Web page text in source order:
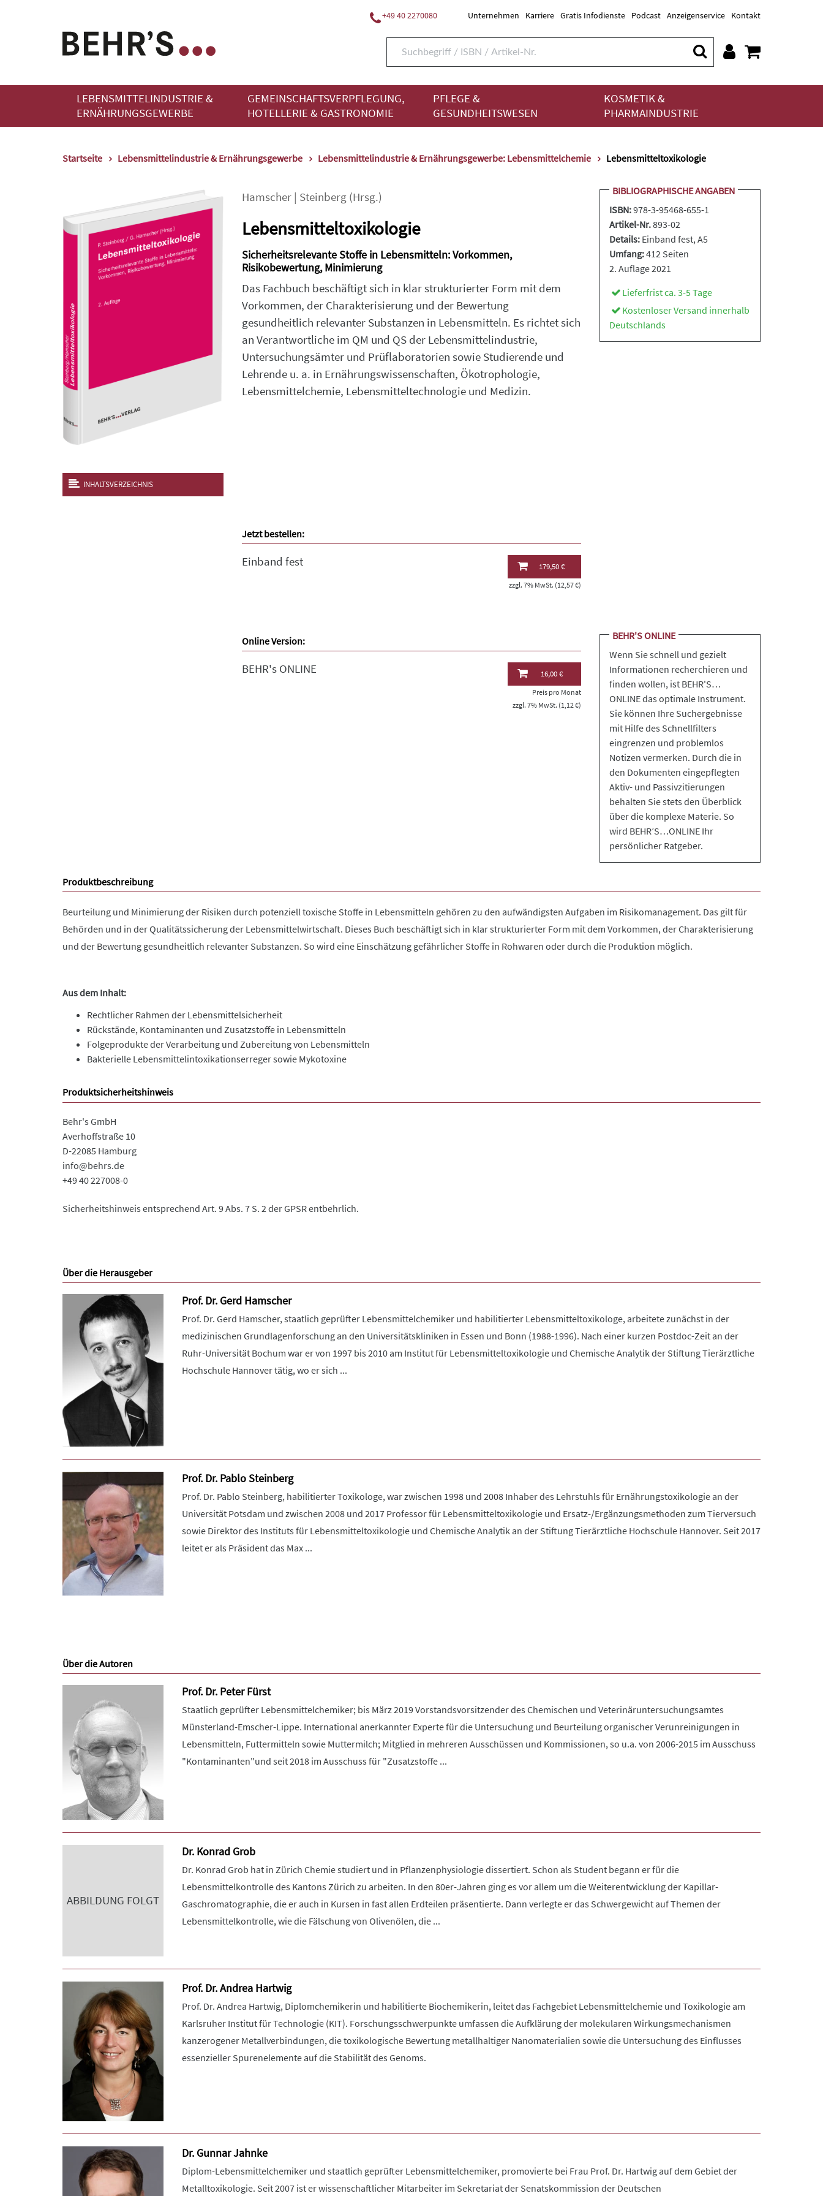
+49 40 2270080 Unternehmen Karriere Gratis Infodienste Podcast Anzeigenservice Kontakt
LEBENSMITTELINDUSTRIE &
ERNÄHRUNGSGEWERBE
GEMEINSCHAFTSVERPFLEGUNG,
HOTELLERIE & GASTRONOMIE
PFLEGE &
GESUNDHEITSWESEN
KOSMETIK &
PHARMAINDUSTRIE
Startseite Lebensmittelindustrie & Ernährungsgewerbe Lebensmittelindustrie & Ernährungsgewerbe: Lebensmittelchemie Lebensmitteltoxikologie
INHALTSVERZEICHNIS
Hamscher| Steinberg(Hrsg.)
Lebensmitteltoxikologie
Sicherheitsrelevante Stoffe in Lebensmitteln: Vorkommen,
Risikobewertung, Minimierung
Das Fachbuch beschäftigt sich in klar strukturierter Form mit dem
Vorkommen, der Charakterisierung und der Bewertung
gesundheitlich relevanter Substanzen in Lebensmitteln. Es richtet sich
an Verantwortliche im QM und QS der Lebensmittelindustrie,
Untersuchungsämter und Prüflaboratorien sowie Studierende und
Lehrende u. a. in Ernährungswissenschaften, Ökotrophologie,
Lebensmittelchemie, Lebensmitteltechnologie und Medizin.
BIBLIOGRAPHISCHE ANGABEN
ISBN:978-3-95468-655-1
Artikel-Nr.893-02
Details: Einband fest, A5
Umfang:412 Seiten
2. Auflage 2021
Lieferfrist ca. 3-5 Tage
Kostenloser Versand innerhalb
Deutschlands
Jetzt bestellen:
Einband fest 179,50 €
zzgl. 7% MwSt. (12,57 €)
Online Version:
BEHR's ONLINE 16,00 €
Preis pro Monat
zzgl. 7% MwSt. (1,12 €)
BEHR'S ONLINE
Wenn Sie schnell und gezielt
Informationen recherchieren und
finden wollen, ist BEHR'S…
ONLINE das optimale Instrument.
Sie können Ihre Suchergebnisse
mit Hilfe des Schnellfilters
eingrenzen und problemlos
Notizen vermerken. Durch die in
den Dokumenten eingepflegten
Aktiv- und Passivzitierungen
behalten Sie stets den Überblick
über die komplexe Materie. So
wird BEHR’S…ONLINE Ihr
persönlicher Ratgeber.
Produktbeschreibung
Beurteilung und Minimierung der Risiken durch potenziell toxische Stoffe in Lebensmitteln gehören zu den aufwändigsten Aufgaben im Risikomanagement. Das gilt für
Behörden und in der Qualitätssicherung der Lebensmittelwirtschaft. Dieses Buch beschäftigt sich in klar strukturierter Form mit dem Vorkommen, der Charakterisierung
und der Bewertung gesundheitlich relevanter Substanzen. So wird eine Einschätzung gefährlicher Stoffe in Rohwaren oder durch die Produktion möglich.
Aus dem Inhalt:
Rechtlicher Rahmen der Lebensmittelsicherheit
Rückstände, Kontaminanten und Zusatzstoffe in Lebensmitteln
Folgeprodukte der Verarbeitung und Zubereitung von Lebensmitteln
Bakterielle Lebensmittelintoxikationserreger sowie Mykotoxine
Produktsicherheitshinweis
Behr's GmbH
Averhoffstraße 10
D-22085 Hamburg
info@behrs.de
+49 40 227008-0
Sicherheitshinweis entsprechend Art. 9 Abs. 7 S. 2 der GPSR entbehrlich.
Über die Herausgeber
Prof. Dr. Gerd Hamscher
Prof. Dr. Gerd Hamscher, staatlich geprüfter Lebensmittelchemiker und habilitierter Lebensmitteltoxikologe, arbeitete zunächst in der
medizinischen Grundlagenforschung an den Universitätskliniken in Essen und Bonn (1988-1996). Nach einer kurzen Postdoc-Zeit an der
Ruhr-Universität Bochum war er von 1997 bis 2010 am Institut für Lebensmitteltoxikologie und Chemische Analytik der Stiftung Tierärztliche
Hochschule Hannover tätig, wo er sich ...
Prof. Dr. Pablo Steinberg
Prof. Dr. Pablo Steinberg, habilitierter Toxikologe, war zwischen 1998 und 2008 Inhaber des Lehrstuhls für Ernährungstoxikologie an der
Universität Potsdam und zwischen 2008 und 2017 Professor für Lebensmitteltoxikologie und Ersatz-/Ergänzungsmethoden zum Tierversuch
sowie Direktor des Instituts für Lebensmitteltoxikologie und Chemische Analytik an der Stiftung Tierärztliche Hochschule Hannover. Seit 2017
leitet er als Präsident das Max ...
Über die Autoren
Prof. Dr. Peter Fürst
Staatlich geprüfter Lebensmittelchemiker; bis März 2019 Vorstandsvorsitzender des Chemischen und Veterinäruntersuchungsamtes
Münsterland-Emscher-Lippe. International anerkannter Experte für die Untersuchung und Beurteilung organischer Verunreinigungen in
Lebensmitteln, Futtermitteln sowie Muttermilch; Mitglied in mehreren Ausschüssen und Kommissionen, so u.a. von 2006-2015 im Ausschuss
"Kontaminanten"und seit 2018 im Ausschuss für "Zusatzstoffe ...
ABBILDUNG FOLGT
Dr. Konrad Grob
Dr. Konrad Grob hat in Zürich Chemie studiert und in Pflanzenphysiologie dissertiert. Schon als Student begann er für die
Lebensmittelkontrolle des Kantons Zürich zu arbeiten. In den 80er-Jahren ging es vor allem um die Weiterentwicklung der Kapillar-
Gaschromatographie, die er auch in Kursen in fast allen Erdteilen präsentierte. Dann verlegte er das Schwergewicht auf Themen der
Lebensmittelkontrolle, wie die Fälschung von Olivenölen, die ...
Prof. Dr. Andrea Hartwig
Prof. Dr. Andrea Hartwig, Diplomchemikerin und habilitierte Biochemikerin, leitet das Fachgebiet Lebensmittelchemie und Toxikologie am
Karlsruher Institut für Technologie (KIT). Forschungsschwerpunkte umfassen die Aufklärung der molekularen Wirkungsmechanismen
kanzerogener Metallverbindungen, die toxikologische Bewertung metallhaltiger Nanomaterialien sowie die Untersuchung des Einflusses
essenzieller Spurenelemente auf die Stabilität des Genoms.
Dr. Gunnar Jahnke
Diplom-Lebensmittelchemiker und staatlich geprüfter Lebensmittelchemiker, promovierte bei Frau Prof. Dr. Hartwig auf dem Gebiet der
Metalltoxikologie. Seit 2007 ist er wissenschaftlicher Mitarbeiter im Sekretariat der Senatskommission der Deutschen